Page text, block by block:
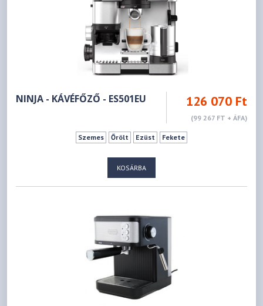
NINJA - KÁVÉFŐZŐ - ES501EU 126 070 Ft
(99 267 FT + ÁFA)
Szemes Őrölt Ezüst Fekete
KOSÁRBA